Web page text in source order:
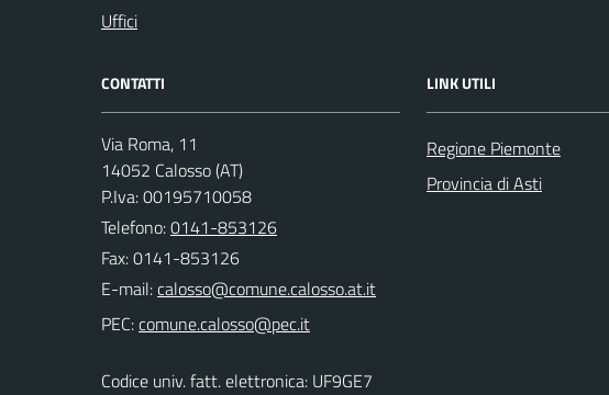
Uffici
CONTATTI
Via Roma, 11
14052 Calosso (AT)
P.Iva: 00195710058
Telefono:0141-853126
Fax: 0141-853126
E-mail:
PEC:
Codice univ. fatt. elettronica: UF9GE7
LINK UTILI
Regione Piemonte
Provincia di Asti